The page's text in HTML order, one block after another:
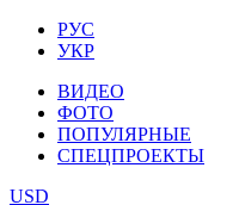
РУС
УКР
ВИДЕО
ФОТО
ПОПУЛЯРНЫЕ
СПЕЦПРОЕКТЫ
USD